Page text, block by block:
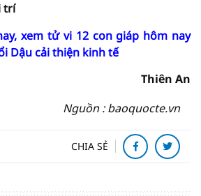
trí
xem tử vi 12 con giáp hôm nay
Dậu cải thiện kinh tế
Thiên An
Nguồn : baoquocte.vn
CHIA SẺ